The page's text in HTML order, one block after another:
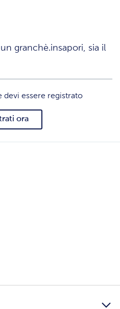
granchè.insapori, sia il
devi essere registrato
ora